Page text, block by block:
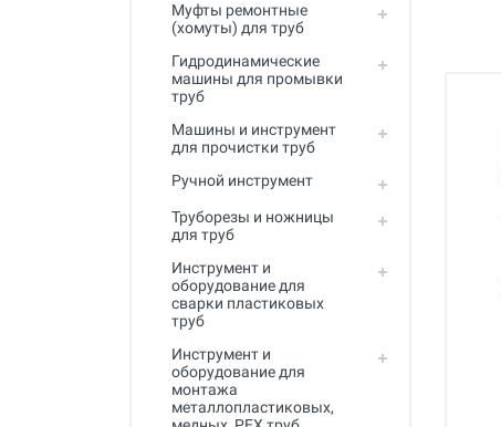
Муфты ремонтные
(хомуты) для труб
Гидродинамические
машины для промывки
труб
Машины и инструмент
для прочистки труб
Ручной инструмент
Труборезы и ножницы
для труб
Инструмент и
оборудование для
сварки пластиковых
труб
Инструмент и
оборудование для
монтажа
металлопластиковых,